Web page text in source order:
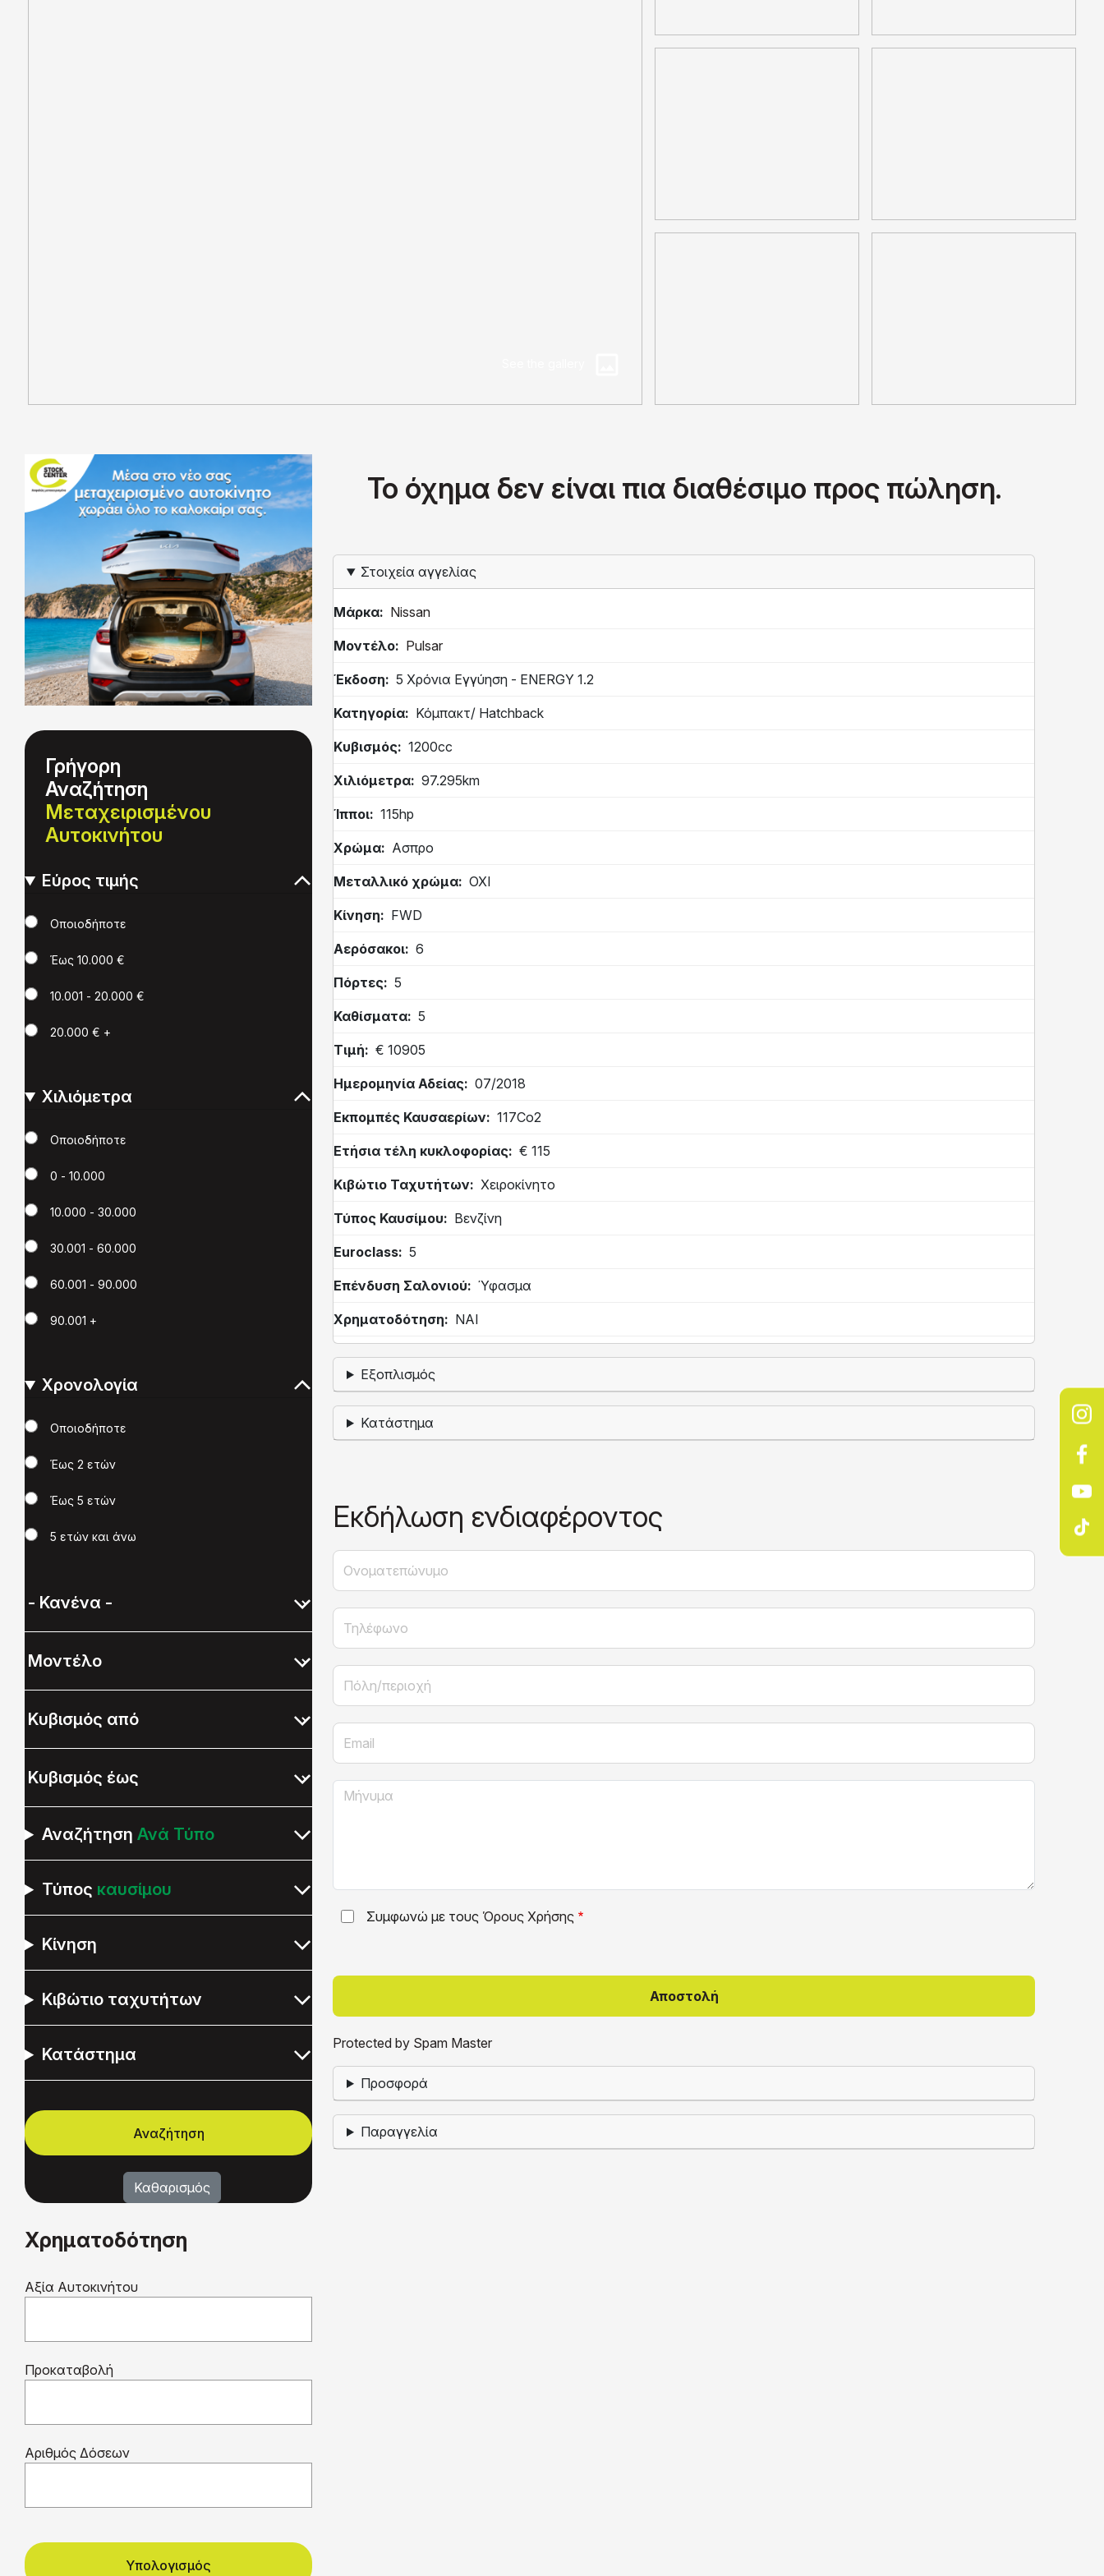
Το όχημα δεν είναι πια διαθέσιμο προς πώληση.
Στοιχεία αγγελίας
Μάρκα Nissan
Μοντέλο Pulsar
Έκδοση 5 Χρόνια Εγγύηση - ENERGY 1.2
Κατηγορία Κόμπακτ/ Hatchback
Κυβισμός 1200cc
Χιλιόμετρα 97.295km
Ίπποι 115hp
Χρώμα Ασπρο
Μεταλλικό χρώμα ΟΧΙ
Κίνηση FWD
Αερόσακοι 6
Πόρτες 5
Καθίσματα 5
Τιμή € 10905
Ημερομηνία Αδείας 07/2018
Εκπομπές Καυσαερίων 117Co2
Ετήσια τέλη κυκλοφορίας € 115
Κιβώτιο Ταχυτήτων Χειροκίνητο
Τύπος Καυσίμου Βενζίνη
Euroclass 5
Επένδυση Σαλονιού Ύφασμα
Χρηματοδότηση ΝΑΙ
Εξοπλισμός
Κατάστημα
Εκδήλωση ενδιαφέροντος
Ονοματεπώνυμο
Τηλέφωνο
Πόλη/περιοχή
Email
Μήνυμα
Συμφωνώ με τους Όρους Χρήσης
Protected by Spam Master
Προσφορά
Παραγγελία
Γρήγορη
Αναζήτηση
Μεταχειρισμένου
Αυτοκινήτου
Εύρος τιμής
ΤιμήΟποιοδήποτε
Έως 10.000 €
10.001 - 20.000 €
20.000 € +
Χιλιόμετρα
Χιλιόμετρα
Οποιοδήποτε
0 - 10.000
10.000 - 30.000
30.001 - 60.000
60.001 - 90.000
90.001 +
Χρονολογία
Χρονολογία
Οποιοδήποτε
Έως 2 ετών
Έως 5 ετών
5 ετών και άνω
ΑναζήτησηΑνά Τύπο
Τύπος καυσίμου
Κίνηση
Κιβώτιο ταχυτήτων
Κατάστημα
Χρηματοδότηση
Αξία Αυτοκινήτου
Προκαταβολή
Αριθμός Δόσεων
Υπολογισμός